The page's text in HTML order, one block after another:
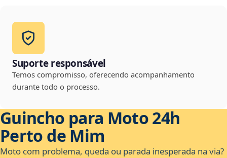
Suporte responsável
Temos compromisso, oferecendo acompanhamento
durante todo o processo.
Guincho para Moto 24h
Perto de Mim
Moto com problema, queda ou parada inesperada na via?